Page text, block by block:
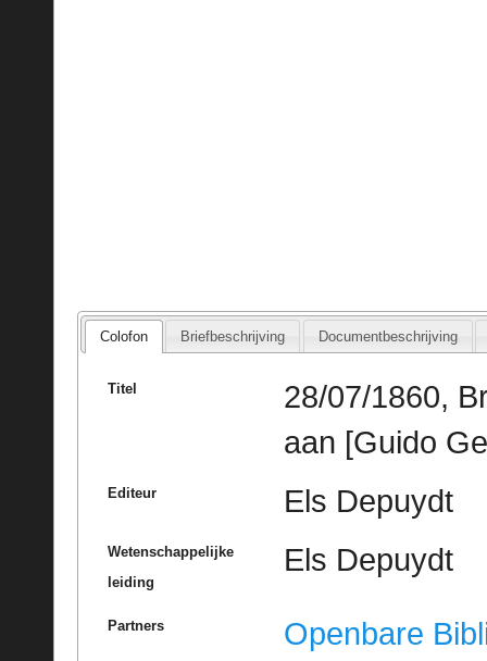
Colofon Briefbeschrijving Documentbeschrijving
Titel
28/07/1860,
aan [Guido
Editeur Els Depuydt
Wetenschappelijke
leiding
Els Depuydt
Partners
Openbare